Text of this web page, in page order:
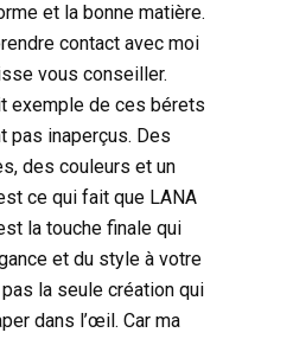
et la bonne matière.
contact avec moi
vous conseiller.
exemple de ces bérets
pas inaperçus. Des
des couleurs et un
ce qui fait que LANA
la touche finale qui
et du style à votre
pas la seule création qui
dans l’œil. Car ma